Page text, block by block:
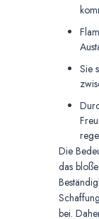
Sie
Die
das
bei.